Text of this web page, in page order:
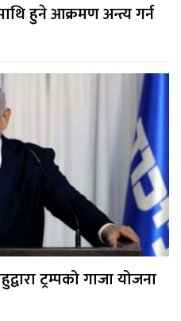
हुने आक्रमण अन्त्य गर्न
ट्रम्पको गाजा योजना